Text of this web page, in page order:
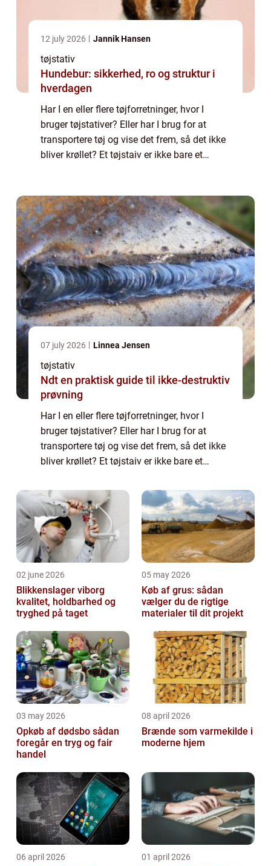
12 july 2026 Jannik Hansen
tøjstativ
Hundebur: sikkerhed, ro og struktur i
hverdagen
Har I en eller flere tøjforretninger, hvor I
bruger tøjstativer? Eller har I brug for at
transportere tøj og vise det frem, så det ikke
bliver krøllet? Et tøjstaiv er ikke bare et
07 july 2026 Linnea Jensen
tøjstativ
Ndt en praktisk guide til ikke-destruktiv
prøvning
Har I en eller flere tøjforretninger, hvor I
bruger tøjstativer? Eller har I brug for at
transportere tøj og vise det frem, så det ikke
bliver krøllet? Et tøjstaiv er ikke bare et
har brug for et holdba...
02 june 2026
Blikkenslager viborg
kvalitet, holdbarhed og
tryghed på taget
05 may 2026
Køb af grus: sådan
vælger du de rigtige
materialer til dit projekt
03 may 2026
Opkøb af dødsbo sådan
foregår en tryg og fair
handel
08 april 2026
Brænde som varmekilde i
moderne hjem
06 april 2026 01 april 2026